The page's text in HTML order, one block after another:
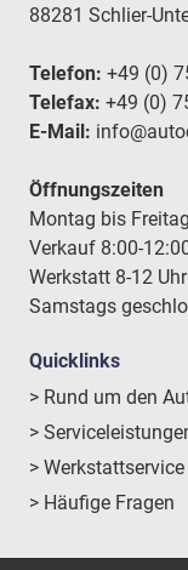
88281 Schlier-
Telefon: +49 (0)
Telefax: +49 (0)
E-Mail:
Öffnungszeiten
Montag bis Freitag
Verkauf 8:00-
Werkstatt 8-12
Samstags
Quicklinks
> Rund um den
>
> Werkstattservice
> Häufige Fragen